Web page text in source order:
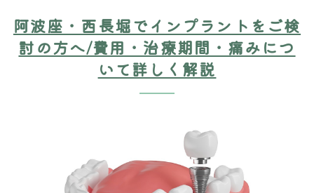
阿波座・西長堀でインプラントをご検
討の方へ/費用・治療期間・痛みにつ
いて詳しく解説